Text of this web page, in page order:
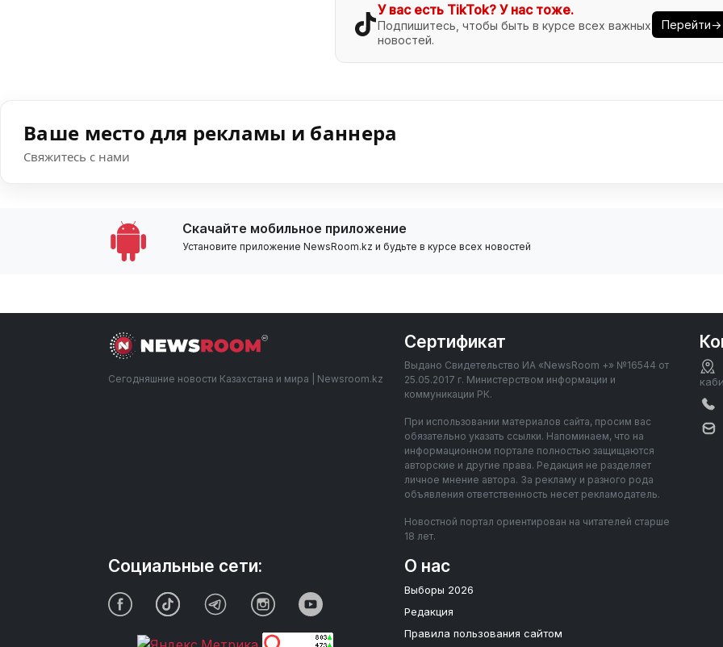
У вас есть TikTok? У нас тоже.
Подпишитесь, чтобы быть в курсе всех важных
новостей.
Перейти→
Ваше место для рекламы и баннера
Свяжитесь с нами
Скачайте мобильное приложение
Установите приложение NewsRoom.kz и будьте в курсе всех новостей
Сегодняшние новости Казахстана и мира | Newsroom.kz
Сертификат
Выдано Свидетельство ИА «NewsRoom +» №16544 от
25.05.2017 г. Министерством информации и
коммуникации РК.
При использовании материалов сайта, просим вас
обязательно указать ссылки. Напоминаем, что на
информационном портале полностью защищаются
авторские и другие права. Редакция не разделяет
личное мнение автора. За рекламу и разного рода
объявления ответственность несет рекламодатель.
Новостной портал ориентирован на читателей старше
18 лет.
О нас
Выборы 2026
Редакция
Правила пользования сайтом
Социальные сети: